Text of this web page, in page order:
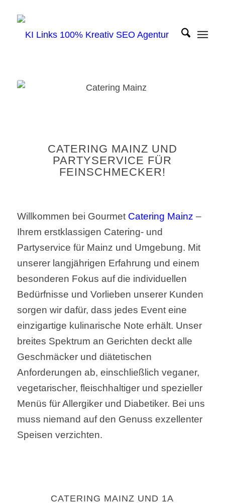
CATERING MAINZ UND
PARTYSERVICE FÜR
FEINSCHMECKER!
Willkommen bei Gourmet Catering Mainz –
Ihrem erstklassigen Catering- und
Partyservice für Mainz und Umgebung. Mit
unserer langjährigen Erfahrung und einem
besonderen Fokus auf die individuellen
Bedürfnisse und Vorlieben unserer Kunden
sorgen wir dafür, dass jedes Event eine
einzigartige kulinarische Note erhält. Unser
breites Spektrum an Gerichten deckt alle
Geschmäcker und diätetischen
Anforderungen ab, einschließlich veganer,
vegetarischer, fleischhaltiger und spezieller
Menüs für Allergiker und Diabetiker. Bei uns
muss niemand auf den Genuss exzellenter
Speisen verzichten.
CATERING MAINZ UND 1A